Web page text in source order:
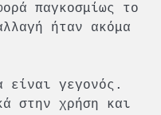
παγκοσμίως το
ήταν ακόμα
είναι γεγονός.
στην χρήση και